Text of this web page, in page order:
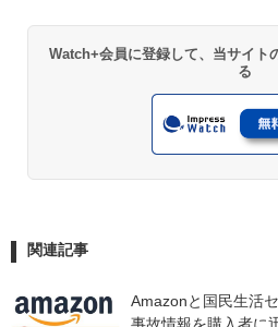
Watch+会員に登録して、当サイト
る
関連記事
Amazonと国民生活